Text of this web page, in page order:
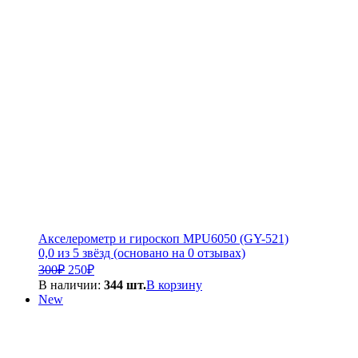
Акселерометр и гироскоп MPU6050 (GY-521)
0,0 из 5 звёзд (основано на 0 отзывах)
300₽ Первоначальная
цена
250₽Текущая
цена:
В наличии: 344 шт.В корзину
New